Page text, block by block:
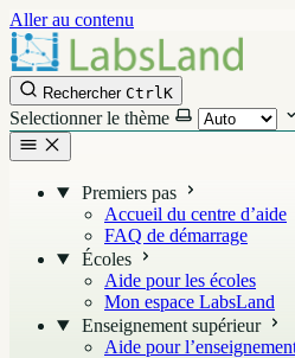
Aller au contenu
Rechercher CtrlK
Selectionner le thème
Premiers pas
Accueil du centre d’aide
FAQ de démarrage
Écoles
Aide pour les écoles
Mon espace LabsLand
Enseignement supérieur
Aide pour